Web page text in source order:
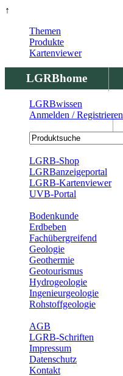
↑
LGRBhome
LGRBbohrungen
Themen
Produkte
Kartenviewer
LGRBwissen
Anmelden / Registrieren
LGRB-Shop
LGRBanzeigeportal
LGRB-Kartenviewer
UVB-Portal
Bodenkunde
Erdbeben
Fachübergreifend
Geologie
Geothermie
Geotourismus
Hydrogeologie
Ingenieurgeologie
Rohstoffgeologie
AGB
LGRB-Schriften
Impressum
Datenschutz
Kontakt